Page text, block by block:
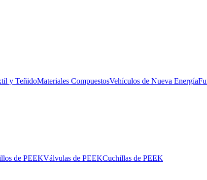
y TeñidoMateriales CompuestosVehículos de Nueva Energía
de PEEKVálvulas de PEEKCuchillas de PEEK